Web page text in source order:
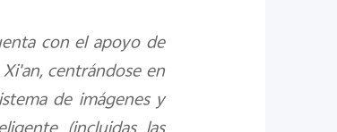
con el apoyo de
centrándose en
de imágenes y